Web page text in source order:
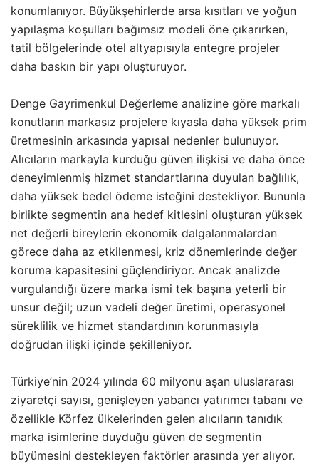
konumlanıyor. Büyükşehirlerde arsa kısıtları ve yoğun
yapılaşma koşulları bağımsız modeli öne çıkarırken,
tatil bölgelerinde otel altyapısıyla entegre projeler
daha baskın bir yapı oluşturuyor.
Denge Gayrimenkul Değerleme analizine göre markalı
konutların markasız projelere kıyasla daha yüksek prim
üretmesinin arkasında yapısal nedenler bulunuyor.
Alıcıların markayla kurduğu güven ilişkisi ve daha önce
deneyimlenmiş hizmet standartlarına duyulan bağlılık,
daha yüksek bedel ödeme isteğini destekliyor. Bununla
birlikte segmentin ana hedef kitlesini oluşturan yüksek
net değerli bireylerin ekonomik dalgalanmalardan
görece daha az etkilenmesi, kriz dönemlerinde değer
koruma kapasitesini güçlendiriyor. Ancak analizde
vurgulandığı üzere marka ismi tek başına yeterli bir
unsur değil; uzun vadeli değer üretimi, operasyonel
süreklilik ve hizmet standardının korunmasıyla
doğrudan ilişki içinde şekilleniyor.
Türkiye’nin 2024 yılında 60 milyonu aşan uluslararası
ziyaretçi sayısı, genişleyen yabancı yatırımcı tabanı ve
özellikle Körfez ülkelerinden gelen alıcıların tanıdık
marka isimlerine duyduğu güven de segmentin
büyümesini destekleyen faktörler arasında yer alıyor.